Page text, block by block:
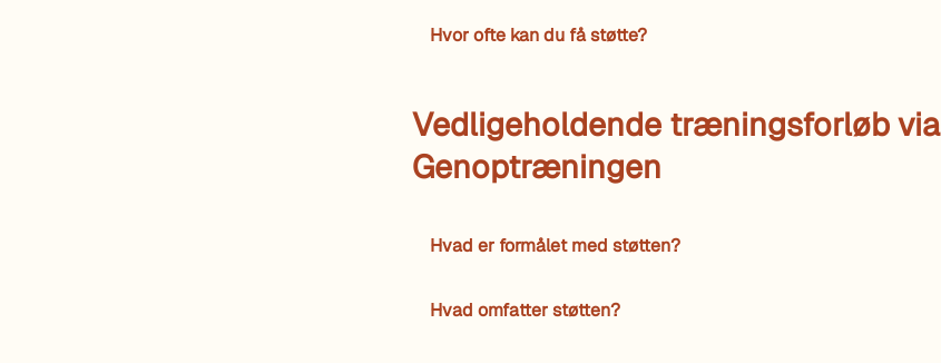
Hvor ofte kan du få støtte?
Vedligeholdende træningsforløb via
Genoptræningen
Hvad er formålet med støtten?
Hvad omfatter støtten?